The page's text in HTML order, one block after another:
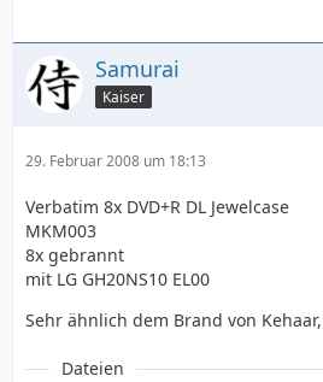
Samurai
Kaiser
29. Februar 2008 um 18:13
Verbatim 8x DVD+R DL Jewelcase
MKM003
8x gebrannt
mit LG GH20NS10 EL00
Sehr ähnlich dem Brand von
Dateien